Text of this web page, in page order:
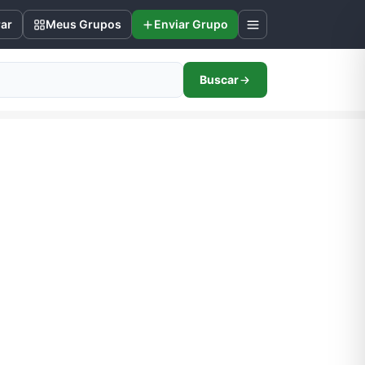
Meus Grupos Enviar Grupo
Buscar